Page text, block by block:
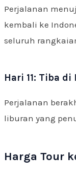
Perjalanan
kembali ke
seluruh
Hari 11: Tiba di
Perjalanan
liburan yang
Harga Tour